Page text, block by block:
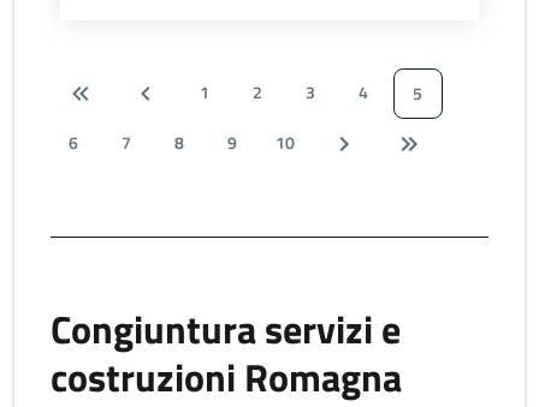
1 2 3 4
5
6
7 8 9 10
Congiuntura servizi e
costruzioni Romagna